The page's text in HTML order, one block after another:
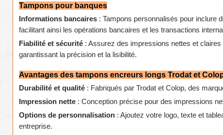
Tampons pour banques
Informations bancaires : Tampons personnalisés pour inclure
facilitant ainsi les opérations bancaires et les transactions
Fiabilité et sécurité : Assurez des impressions nettes et
garantissant la précision et la lisibilité.
Avantages des tampons encreurs longs Trodat et
Durabilité et qualité : Fabriqués par Trodat et Colop, des
Impression nette : Conception précise pour des impressions
Options de personnalisation : Ajoutez votre logo, texte et
entreprise.